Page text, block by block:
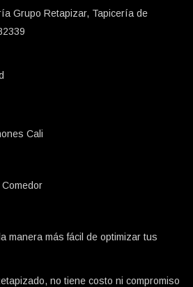
Grupo Retapizar, Tapicería de
Cali
manera más fácil de optimizar tus
no tiene costo ni compromiso